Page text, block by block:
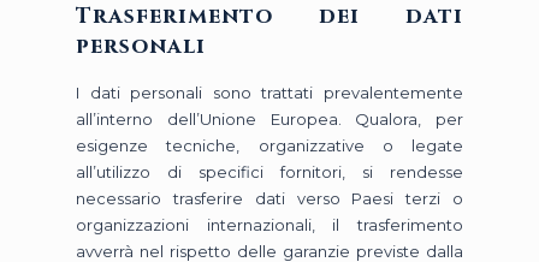
Trasferimento dei dati
personali
I dati personali sono trattati prevalentemente
all’interno dell’Unione Europea. Qualora, per
esigenze tecniche, organizzative o legate
all’utilizzo di specifici fornitori, si rendesse
necessario trasferire dati verso Paesi terzi o
organizzazioni internazionali, il trasferimento
avverrà nel rispetto delle garanzie previste dalla